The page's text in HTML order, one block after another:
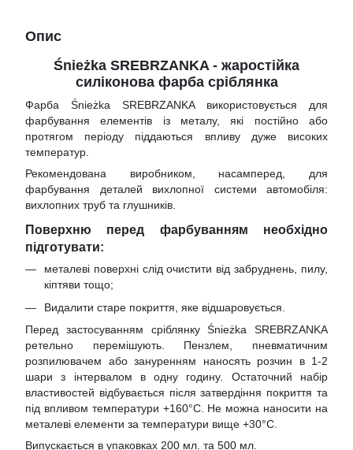
Опис
Śnieżka SREBRZANKA - жаростійка
силіконова фарба сріблянка
Фарба Śnieżka SREBRZANKA використовується для
фарбування елементів із металу, які постійно або
протягом періоду піддаються впливу дуже високих
температур.
Рекомендована виробником, насамперед, для
фарбування деталей вихлопної системи автомобіля:
вихлопних труб та глушників.
Поверхню перед фарбуванням необхідно
підготувати:
металеві поверхні слід очистити від забруднень, пилу,
кіптяви тощо;
Видалити старе покриття, яке відшаровується.
Перед застосуванням сріблянку Śnieżka SREBRZANKA
ретельно перемішують. Пензлем, пневматичним
розпилювачем або зануренням наносять розчин в 1-2
шари з інтервалом в одну годину. Остаточний набір
властивостей відбувається після затвердіння покриття та
під впливом температури +160°С. Не можна наносити на
металеві елементи за температури вище +30°С.
Випускається в упаковках 200 мл. та 500 мл.